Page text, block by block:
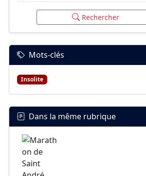
Rechercher
Mots-clés
Insolite
Dans la même rubrique